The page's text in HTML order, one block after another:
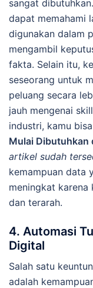
sangat
dapat memahami
digunakan dalam
mengambil
fakta. Selain itu,
seseorang untuk
peluang secara
jauh mengenai
industri, kamu
Mulai Dibutuhkan
artikel sudah
kemampuan data
meningkat
dan terarah.
4. Automasi
Digital
Salah satu
adalah